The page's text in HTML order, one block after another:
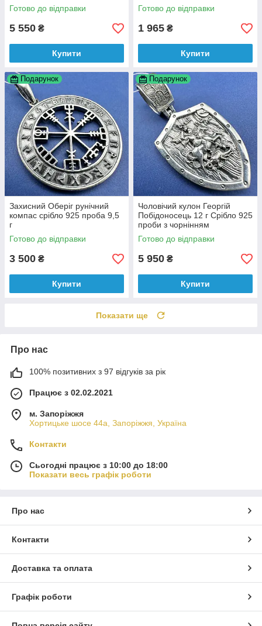
Готово до відправки
5 550 ₴
Купити
Готово до відправки
1 965 ₴
Купити
Подарунок
Захисний Оберіг рунічний
компас срібло 925 проба 9,5
г
Готово до відправки
3 500 ₴
Купити
Подарунок
Чоловічий кулон Георгій
Побідоносець 12 г Срібло 925
проби з чорнінням
Готово до відправки
5 950 ₴
Купити
Показати ще
Про нас
100% позитивних з 97 відгуків за рік
Працює з 02.02.2021
м. Запоріжжя
Хортицьке шосе 44а, Запоріжжя, Україна
Контакти
Сьогодні працює з 10:00 до 18:00
Показати весь графік роботи
Про нас
Контакти
Доставка та оплата
Графік роботи